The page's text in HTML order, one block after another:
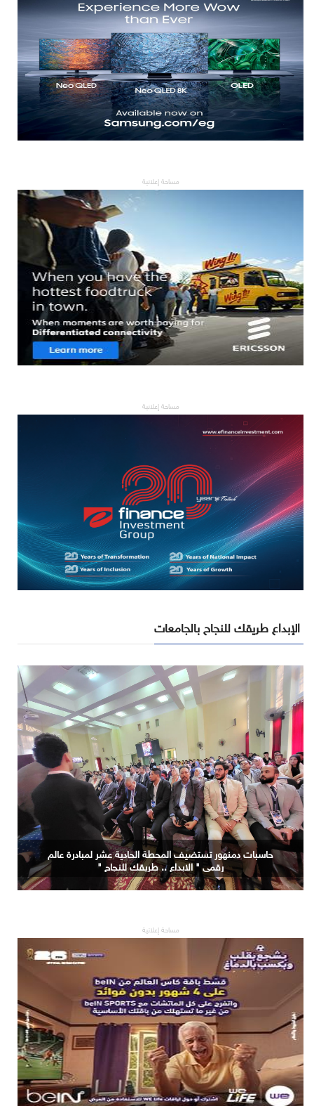
مساحة إعلانية
مساحة إعلانية
الإبداع طريقك للنجاح بالجامعات
حاسبات دمنهور تستضيف المحطة الحادية عشر لمبادرة عالم
رقمي " الابداع .. طريقك للنجاح "
مساحة إعلانية